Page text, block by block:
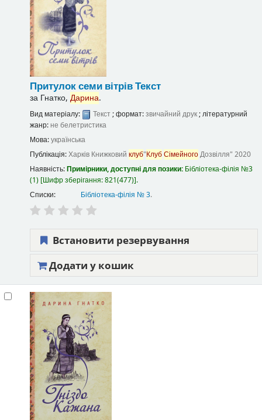
Притулок семи вітрівТекст
за Гнатко, Дарина.
Вид матеріалу: Текст; формат:звичайний друк; літературний
жанр: не белетристика
Мова:українська
Публікація:Харків Книжковий клуб"КлубСімейногоДозвілля" 2020
Наявність:Примірники, доступні для позики: Бібліотека-філія №3
(1) Шифр зберігання:821(477) .
Списки:
Бібліотека-філія № 3.
Встановити резервування
Додати у кошик